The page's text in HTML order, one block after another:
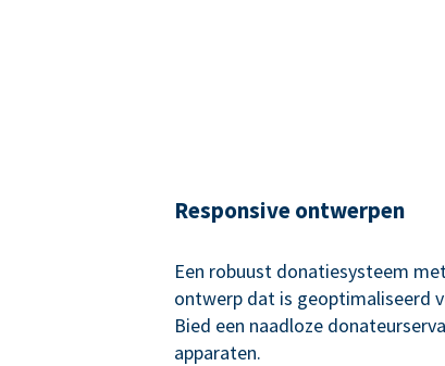
Responsive ontwerpen
Een robuust donatiesysteem
ontwerp dat is geoptimaliseerd
Bied een naadloze
apparaten.